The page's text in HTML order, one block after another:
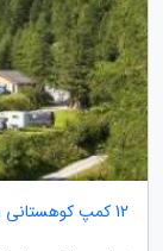
12 کمپ کوهستانی برتر در اروپا